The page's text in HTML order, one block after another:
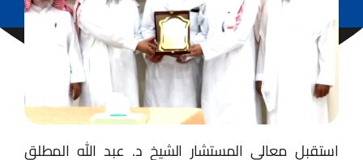
استقبل معالي المستشار الشيخ د. عبد الله المطلق